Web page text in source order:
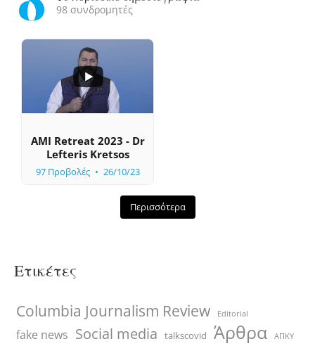
98 συνδρομητές
0
AMI Retreat 2023 - Dr
Lefteris Kretsos
97 Προβολές 26/10/23
Περισσότερα
Ετικέτες
Columbia Journalism Review Editorial
fake news Social media talkscovid Άρθρα ΑΠΚΥ